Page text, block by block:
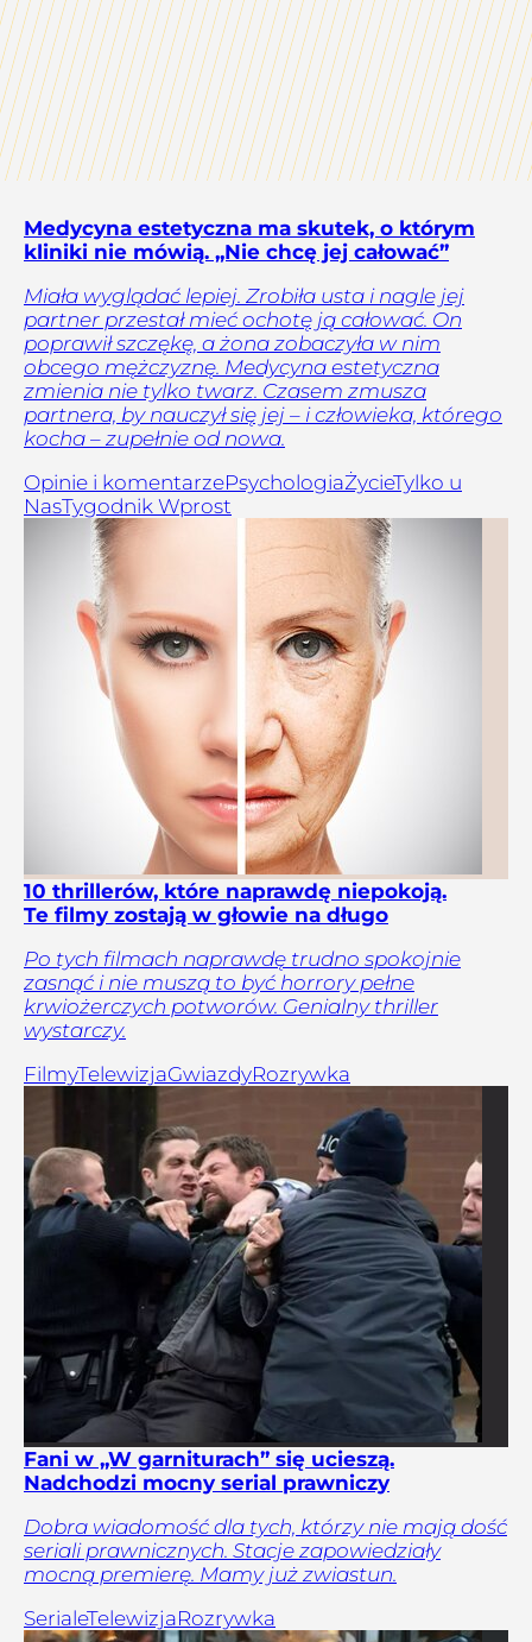
Medycyna estetyczna ma skutek, o którym
kliniki nie mówią. „Nie chcę jej całować”
Miała wyglądać lepiej. Zrobiła usta i nagle jej
partner przestał mieć ochotę ją całować. On
poprawił szczękę, a żona zobaczyła w nim
obcego mężczyznę. Medycyna estetyczna
zmienia nie tylko twarz. Czasem zmusza
partnera, by nauczył się jej – i człowieka, którego
kocha – zupełnie od nowa.
Opinie i komentarzePsychologiaŻycieTylko u
NasTygodnik Wprost
10 thrillerów, które naprawdę niepokoją.
Te filmy zostają w głowie na długo
Po tych filmach naprawdę trudno spokojnie
zasnąć i nie muszą to być horrory pełne
krwiożerczych potworów. Genialny thriller
wystarczy.
FilmyTelewizjaGwiazdyRozrywka
Fani w „W garniturach” się ucieszą.
Nadchodzi mocny serial prawniczy
Dobra wiadomość dla tych, którzy nie mają dość
seriali prawnicznych. Stacje zapowiedziały
mocną premierę. Mamy już zwiastun.
SerialeTelewizjaRozrywka